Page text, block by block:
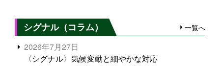
シグナル（コラム） 一覧へ
2026年7月27日
〈シグナル〉気候変動と細やかな対応